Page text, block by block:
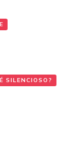
SILENCIOSO?